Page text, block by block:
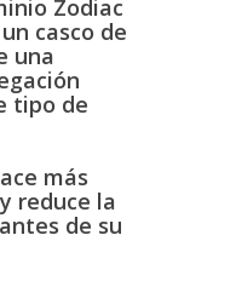
Zodiac
casco de
una
tipo de
más
reduce la
de su